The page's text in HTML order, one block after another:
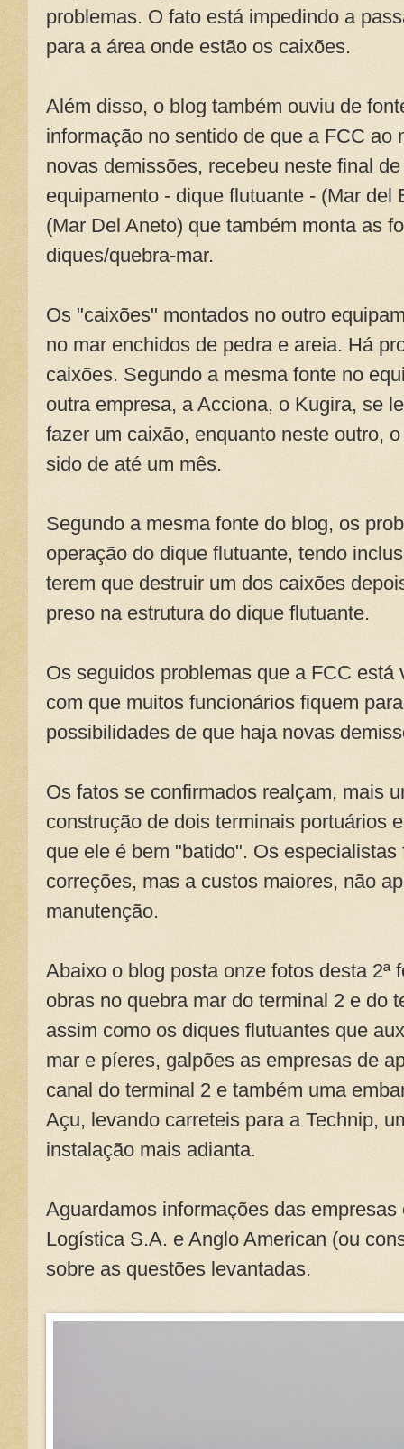
problemas. O fato está impedindo a
para a área onde estão os caixões.
Além disso, o blog também ouviu de
informação no sentido de que a FCC ao
novas demissões, recebeu neste final
equipamento - dique flutuante - (Mar del
(Mar Del Aneto) que também monta as
diques/quebra-mar.
Os "caixões" montados no outro
no mar enchidos de pedra e areia. Há
caixões. Segundo a mesma fonte no
outra empresa, a Acciona, o Kugira, se
fazer um caixão, enquanto neste outro,
sido de até um mês.
Segundo a mesma fonte do blog, os
operação do dique flutuante, tendo
terem que destruir um dos caixões
preso na estrutura do dique flutuante.
Os seguidos problemas que a FCC
com que muitos funcionários fiquem
possibilidades de que haja novas
Os fatos se confirmados realçam, mais
construção de dois terminais portuários
que ele é bem "batido". Os
correções, mas a custos maiores, não
manutenção.
Abaixo o blog posta onze fotos desta 2ª
obras no quebra mar do terminal 2 e do
assim como os diques flutuantes que
mar e píeres, galpões as empresas de
canal do terminal 2 e também uma
Açu, levando carreteis para a Technip,
instalação mais adianta.
Aguardamos informações das
Logística S.A. e Anglo American (ou
sobre as questões levantadas.